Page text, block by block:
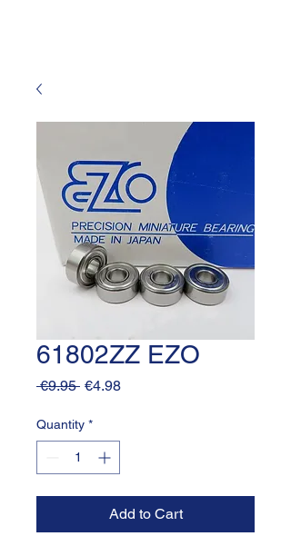
61802ZZ EZO
€9.95 Regular
€4.98Sale
Quantity *
Add to Cart